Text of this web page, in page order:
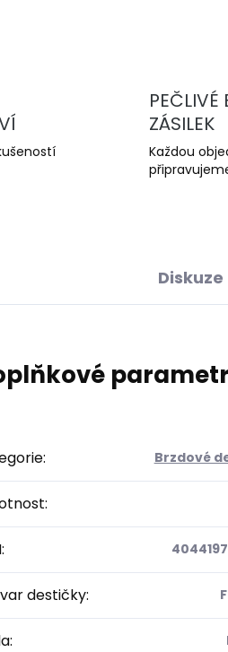
PEČLIVÉ
ZÁSILEK
Každou
Diskuze
: Brzdové
:
:
destičky:
: